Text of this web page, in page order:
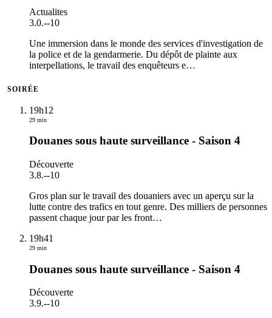
Actualites
3.0.--10
Une immersion dans le monde des services d'investigation de
la police et de la gendarmerie. Du dépôt de plainte aux
interpellations, le travail des enquêteurs e…
SOIRÉE
19h12
29 min
Douanes sous haute surveillance - Saison 4
Découverte
3.8.--10
Gros plan sur le travail des douaniers avec un aperçu sur la
lutte contre des trafics en tout genre. Des milliers de personnes
passent chaque jour par les front…
19h41
29 min
Douanes sous haute surveillance - Saison 4
Découverte
3.9.--10